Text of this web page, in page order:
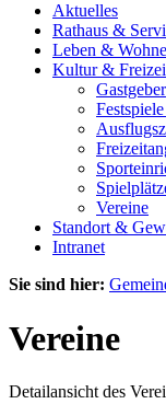
Aktuelles
Rathaus &
Leben &
Kultur &
Gastgeber
Vereine
Standort &
Intranet
Sie sind hier:
Vereine
Detailansicht des